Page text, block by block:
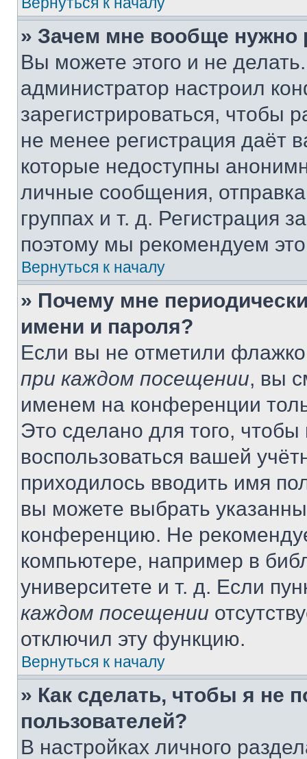
» Зачем мне вообще нужно
Вы можете этого и не
администратор настроил
зарегистрироваться, чтобы
не менее регистрация даёт
которые недоступны
личные сообщения,
группах и т. д. Регистрация
поэтому мы рекомендуем
Вернуться к началу
» Почему мне
имени и пароля?
Если вы не отметили
при каждом посещении, вы
именем на конференции
Это сделано для того, чтобы
воспользоваться вашей
приходилось вводить имя
вы можете выбрать
конференцию. Не
компьютере, например в
университете и т. д. Если
каждом посещении
отключил эту функцию.
Вернуться к началу
» Как сделать, чтобы я не
пользователей?
В настройках личного